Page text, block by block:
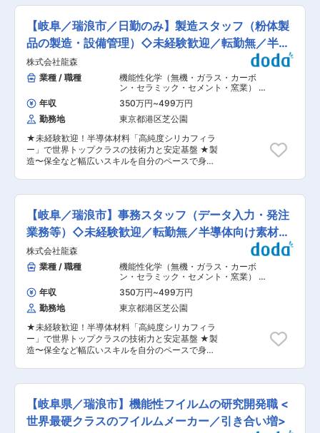
40代女性 フリーター：3名 30代、40代、50代
（全員女性） アルバイト：20名弱 ■キャリアパ
ス： 今後の可能性としてコメダと管理部門以外に
も事業部はありますので職種や部門の相談もでき
る機会があります。 ■研修制度： 初めは先輩店
長からOJTを受けながら、取り扱う商品、業務の
流れ、接客の仕方などを学んでいただきます。入
社から3ヶ月を目安に業務に慣れていただき、副
店長・店長としてキャリアアップし店舗運営全般
もお任せしたいと思っています。 ■当社の魅力：
◎地元密着 当社は多治見市、瑞浪市を中心にカフ
ェ事業部の飲食店経営はもちろん、他にも石油製
品、家庭用プロパン、損害保険、ガソリンスタン
な事業を展開しています。創業71年の長い会社で
地域に根付いた経営をしております。地元で腰を
更の範囲：会社の定める業務
だきます。 単なる事務作業ではなく、社内外をつ
なぐ“調整役”としての役割を担っていただきま
す。 ■具体的な業務内容： ・データ入力（受
注・出荷関連） ・お客様からの問い合わせ対応
（電話・メール） ・見積書・各種書類の作成
（Word／Excel） ・営業担当のサポート業務 ・工
場との納期調整・在庫確認 ・来客対応（お茶出し
等） ・書類整理、ファイリング、簡単な経理補助
※業務は段階的にお任せするため、未経験の方で
も安心してスタートできます。 ■ある1日の流
れ： 7:45 出社／事務所清掃 8:00 事務作業開
始 8:30 各工場のタイムカード回収 10:00 給
与計算補助 12:00 昼休み 13:00 来客対応（お
茶出し等） 13:30 書類作成・各種対応 16:30
事務所内清掃／翌日の業務整理 ■組織構成（総務
／人事）： ・3名在籍中 ・平均年齢40代後半 ■
ミュニケーション力・協調性を重視 ・調整力や気
配りが活かせる仕事 ■働き方・環境： ・基本定
時退社（夜勤なし） ・土日休みで生活リズムが安
定 ・地元出身者が多く、落ち着いた職場環境 ・
未経験から長く働いている社員が多数在籍 変更の
範囲：会社の定める業務
【岐阜／瑞浪市／日勤のみ】製造スタッフ（粉体製
品の製造・設備管理）◇未経験歓迎／転勤無／半導
体素材
株式会社龍森
業種 / 職種
機能性化学（無機・ガラス・カーボ
ン・セラミック・セメント・窯業） 機
能性化学（有機・高分子）
組立・その他製造職 製造・生産オペレ
ーター
年収 350万円~499万円
勤務地
東京都港区芝公園
★未経験歓迎！半導体材料「高純度シリカフィラ
ー」で世界トップクラスの技術力と安定基盤 ★製
造〜保全など幅広いスキルを自分のペースで身に
下）で働きやすい環境 ■業務概要 半自動化され
た製造ラインにおいて、粉体製品の製造・出荷業
務を担当していただきます。製造工程の多くは機
械化・自動化が進んでおり、人が行う作業は原材
料投入や充填、設備メンテナンス、清掃などが中
心です。自分のペースで業務を進めながら、製造
から出荷まで幅広い業務に携わることができま
す。 未経験からでもスタートでき、フォークリフ
トやクレーンなどの資格取得も会社が支援しま
す。 ■業務内容： ・半自動製造ラインの操作・
監視 ・原材料投入・製品充填・梱包作業 ・設備
の清掃・保守点検 ・フォークリフト等による出荷
作業 ※粉が入った25kg程度の袋をパレットへ荷積
みする作業もございます。 変更の範囲：会社の定
める業務 ■組織構成： 現在オペレーターはメン
バー6名（20〜60代）で構成されております。未
無く、異動の場合瑞浪市内の別工場となります。
・日勤のみ、土日祝休み、完全週休2日制（土日
祝休み）、有給取得率70％超 ・残業時間：基本
【岐阜／瑞浪市】事務スタッフ（データ入力・発注
業務等）◇未経験歓迎／転勤無／半導体向け素材メ
ーカー
株式会社龍森
業種 / 職種
機能性化学（無機・ガラス・カーボ
ン・セラミック・セメント・窯業） 機
能性化学（有機・高分子）
アシスタント 倉庫業
年収 350万円~499万円
勤務地
東京都港区芝公園
★未経験歓迎！半導体材料「高純度シリカフィラ
ー」で世界トップクラスの技術力と安定基盤 ★製
造〜保全など幅広いスキルを自分のペースで身に
下）で働きやすい環境 ■業務概要 製品の出荷手
配や資材発注、在庫管理などを担当する事務職を
お任せいたします。受注管理システム・Excelを
活用しながら、製造現場と連携して円滑な生産・
出荷を支えるポジションです。デスクワークが中
【岐阜県／瑞浪市】機能性フイルムの研究開発職 <
世界最硬クラスのフイルムメーカー／引き合い増>